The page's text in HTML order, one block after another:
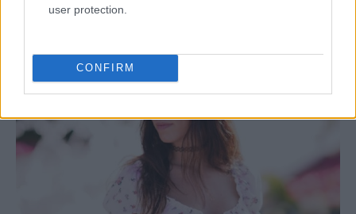
user protection.
CONFIRM
La Universidad de Jaén será el epicentro del…
INTERNACIONAL